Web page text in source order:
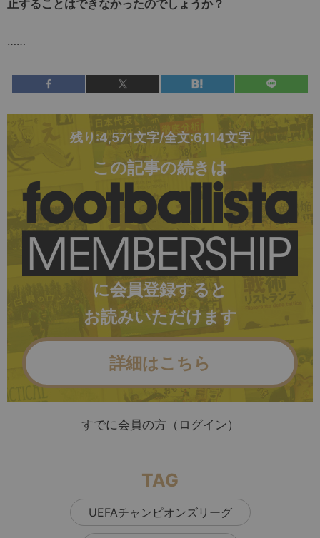
止することはできなかったのでしょうか？
……
残り:4,571文字/全文:6,114文字
この記事の続きは
に会員登録すると
お読みいただけます
詳細はこちら
すでに会員の方（ログイン）
TAG
UEFAチャンピオンズリーグ